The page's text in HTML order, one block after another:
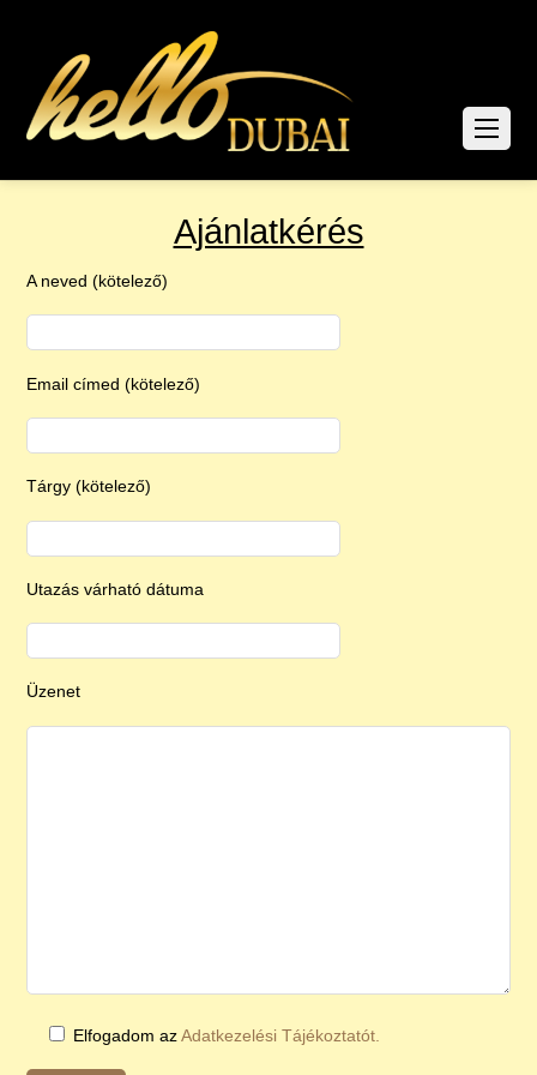
Ajánlatkérés
A neved (kötelező)
Email címed (kötelező)
Tárgy (kötelező)
Utazás várható dátuma
Üzenet
Elfogadom azAdatkezelési Tájékoztatót.